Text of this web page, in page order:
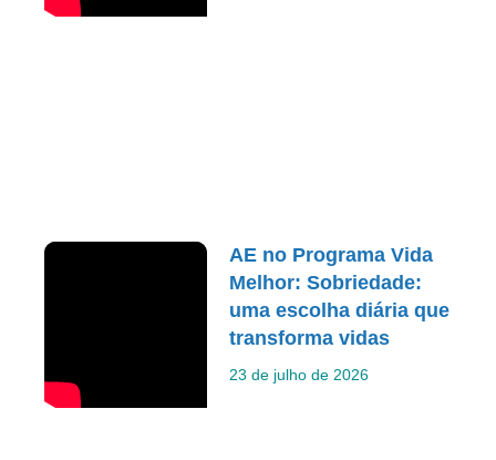
AE no Programa Vida
Melhor: Sobriedade:
uma escolha diária que
transforma vidas
23 de julho de 2026